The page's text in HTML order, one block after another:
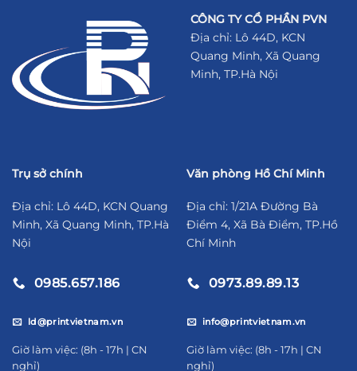
CÔNG TY CỔ PHẦN PVN
Địa chỉ: Lô 44D, KCN
Quang Minh, Xã Quang
Minh, TP.Hà Nội
Trụ sở chính
Địa chỉ: Lô 44D, KCN Quang
Minh, Xã Quang Minh, TP.Hà
Nội
0985.657.186
ld@printvietnam.vn
​Giờ làm việc: (8h - 17h | CN
nghỉ)
Văn phòng Hồ Chí Minh
Địa chỉ: 1/21A Đường Bà
Điểm 4, Xã Bà Điểm, TP.Hồ
Chí Minh
0973.89.89.13
info@printvietnam.vn
​Giờ làm việc: (8h - 17h | CN
nghỉ)